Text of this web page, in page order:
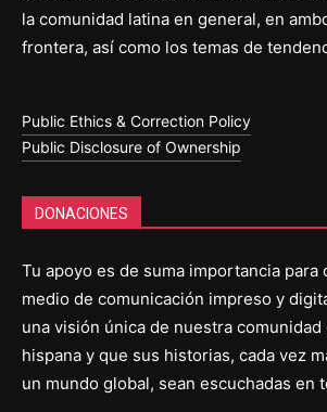
la comunidad latina en general, en
frontera, así como los temas de
Public Ethics & Correction Policy
Public Disclosure of Ownership
DONACIONES
Tu apoyo es de suma importancia para
medio de comunicación impreso y
una visión única de nuestra comunidad
hispana y que sus historias, cada vez
un mundo global, sean escuchadas en